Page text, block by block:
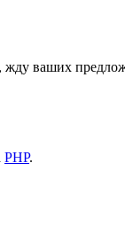
жду ваших
PHP.